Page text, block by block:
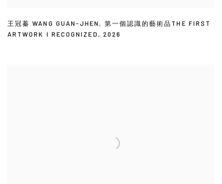
王冠蓁 WANG GUAN-JHEN , 第一個認識的藝術品THE FIRST
ARTWORK I RECOGNIZED , 2026